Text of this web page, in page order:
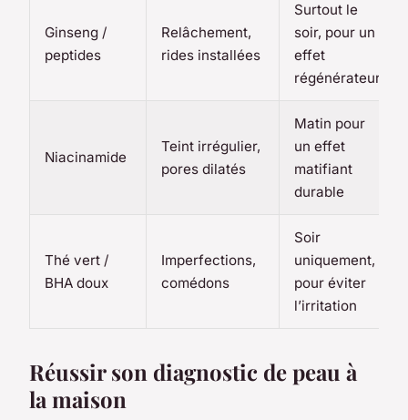
Ginseng /
peptides
Relâchement,
rides installées
Surtout le
soir, pour un
effet
régénérateur
Niacinamide
Teint irrégulier,
pores dilatés
Matin pour
un effet
matifiant
durable
Thé vert /
BHA doux
Imperfections,
comédons
Soir
uniquement,
pour éviter
l’irritation
Réussir son diagnostic de peau à
la maison